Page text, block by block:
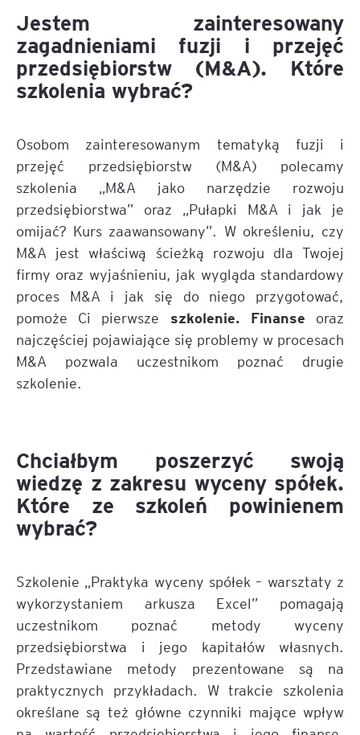
Jestem zainteresowany
zagadnieniami fuzji i przejęć
przedsiębiorstw (M&A). Które
szkolenia wybrać?
Osobom zainteresowanym tematyką fuzji i
przejęć przedsiębiorstw (M&A) polecamy
szkolenia „M&A jako narzędzie rozwoju
przedsiębiorstwa” oraz „Pułapki M&A i jak je
omijać? Kurs zaawansowany”. W określeniu, czy
M&A jest właściwą ścieżką rozwoju dla Twojej
firmy oraz wyjaśnieniu, jak wygląda standardowy
proces M&A i jak się do niego przygotować,
pomoże Ci pierwsze szkolenie. Finanse oraz
najczęściej pojawiające się problemy w procesach
M&A pozwala uczestnikom poznać drugie
szkolenie.
Chciałbym poszerzyć swoją
wiedzę z zakresu wyceny spółek.
Które ze szkoleń powinienem
wybrać?
Szkolenie „Praktyka wyceny spółek – warsztaty z
wykorzystaniem arkusza Excel” pomagają
uczestnikom poznać metody wyceny
przedsiębiorstwa i jego kapitałów własnych.
Przedstawiane metody prezentowane są na
praktycznych przykładach. W trakcie szkolenia
określane są też główne czynniki mające wpływ